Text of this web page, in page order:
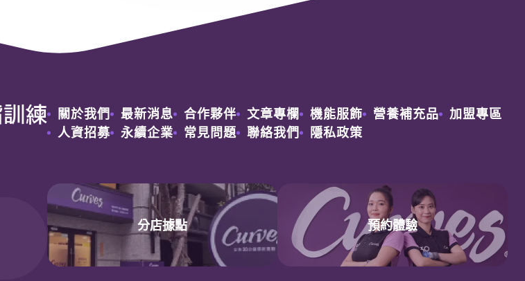
鄰近
分店
關於我們 最新消息 合作夥伴 文章專欄 機能服飾 營養補充品
加盟專區
人資招募
永續企業 常見問題 聯絡我們 隱私政策
分店據點 預約體驗